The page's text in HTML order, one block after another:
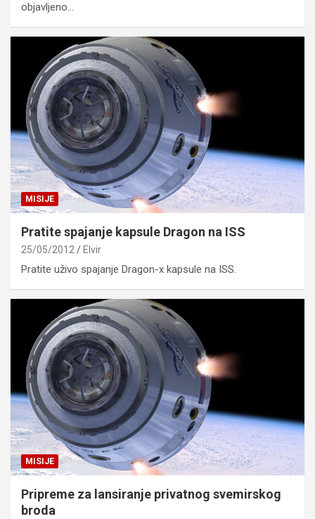
objavljeno…
MISIJE
Pratite spajanje kapsule Dragon na ISS
25/05/2012 Elvir
Pratite uživo spajanje Dragon-x kapsule na ISS.
MISIJE
Pripreme za lansiranje privatnog svemirskog
broda